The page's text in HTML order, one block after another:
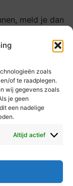
zoals
of te raadplegen.
wij gegevens zoals
je geen
een nadelige
Altijd actief
meld je dan
Mogelijk
de lesdag
lezing moet